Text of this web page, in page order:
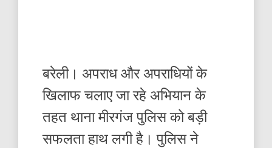
बरेली। अपराध और अपराधियों के
खिलाफ चलाए जा रहे अभियान के
तहत थाना मीरगंज पुलिस को बड़ी
सफलता हाथ लगी है। पुलिस ने